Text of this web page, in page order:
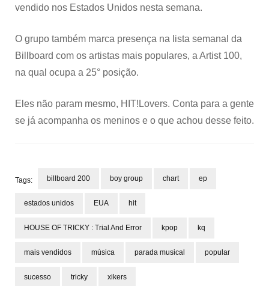
vendido nos Estados Unidos nesta semana.
O grupo também marca presença na lista semanal da
Billboard com os artistas mais populares, a Artist 100,
na qual ocupa a 25° posição.
Eles não param mesmo, HIT!Lovers. Conta para a gente
se já acompanha os meninos e o que achou desse feito.
Tags: billboard 200 boy group chart ep
estados unidos EUA hit
HOUSE OF TRICKY : Trial And Error kpop kq
mais vendidos música parada musical popular
sucesso tricky xikers